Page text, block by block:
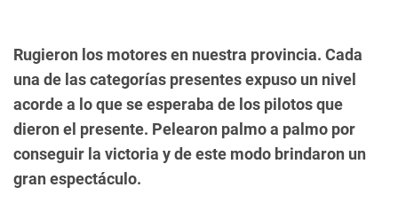
Rugieron los motores en nuestra provincia. Cada
una de las categorías presentes expuso un nivel
acorde a lo que se esperaba de los pilotos que
dieron el presente. Pelearon palmo a palmo por
conseguir la victoria y de este modo brindaron un
gran espectáculo.